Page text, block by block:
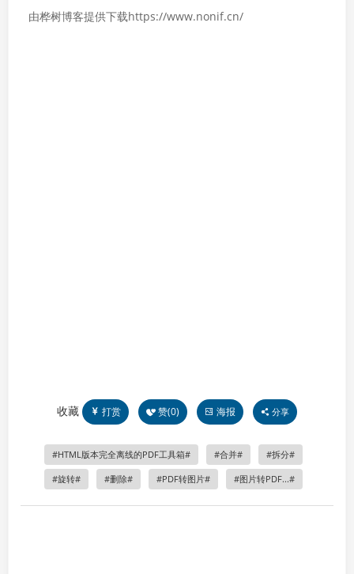
由桦树博客提供下载https://www.nonif.cn/
收藏 打赏 赞(0) 海报 分享
HTML版本完全离线的PDF工具箱 合并 拆分
旋转 删除 PDF转图片 图片转PDF...